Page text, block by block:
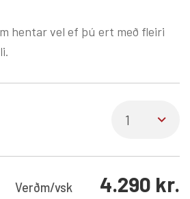
hentar vel ef þú ert með fleiri
Verðm/vsk 4.290 kr.